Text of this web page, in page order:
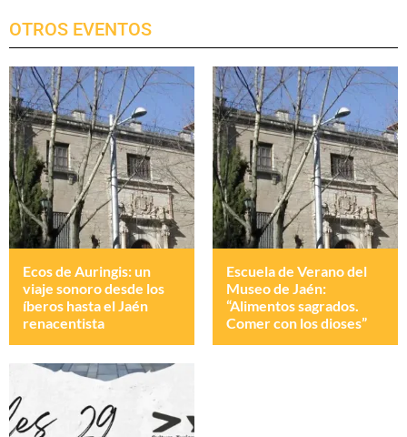
OTROS EVENTOS
Ecos de Auringis: un
viaje sonoro desde los
íberos hasta el Jaén
renacentista
Escuela de Verano del
Museo de Jaén:
“Alimentos sagrados.
Comer con los dioses”